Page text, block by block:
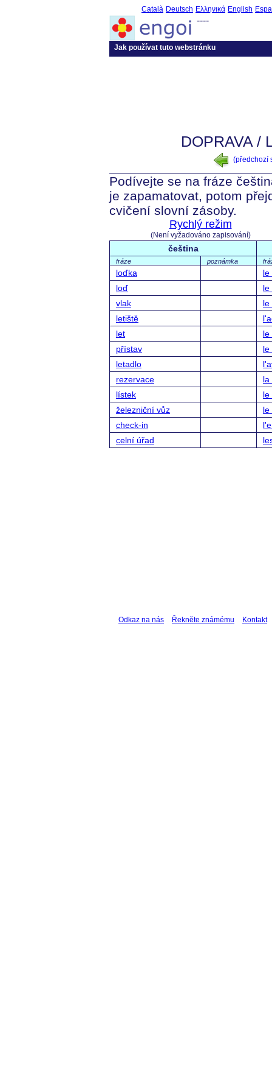
Català Deutsch Ελληνικά English
----
Jak používat tuto webstránku
DOPRAVA /
(předchozí
Podívejte se na fráze
je zapamatovat, potom
cvičení slovní zásoby.
Rychlý režim
(Není vyžadováno zapisování)
čeština
fráze poznámka
loďka
le
loď
le
vlak
le
letiště
let
le
přístav
le
letadlo
rezervace
la
lístek
le
železniční vůz
le
check-in
celní úřad
Odkaz na nás Řekněte známému Kontakt